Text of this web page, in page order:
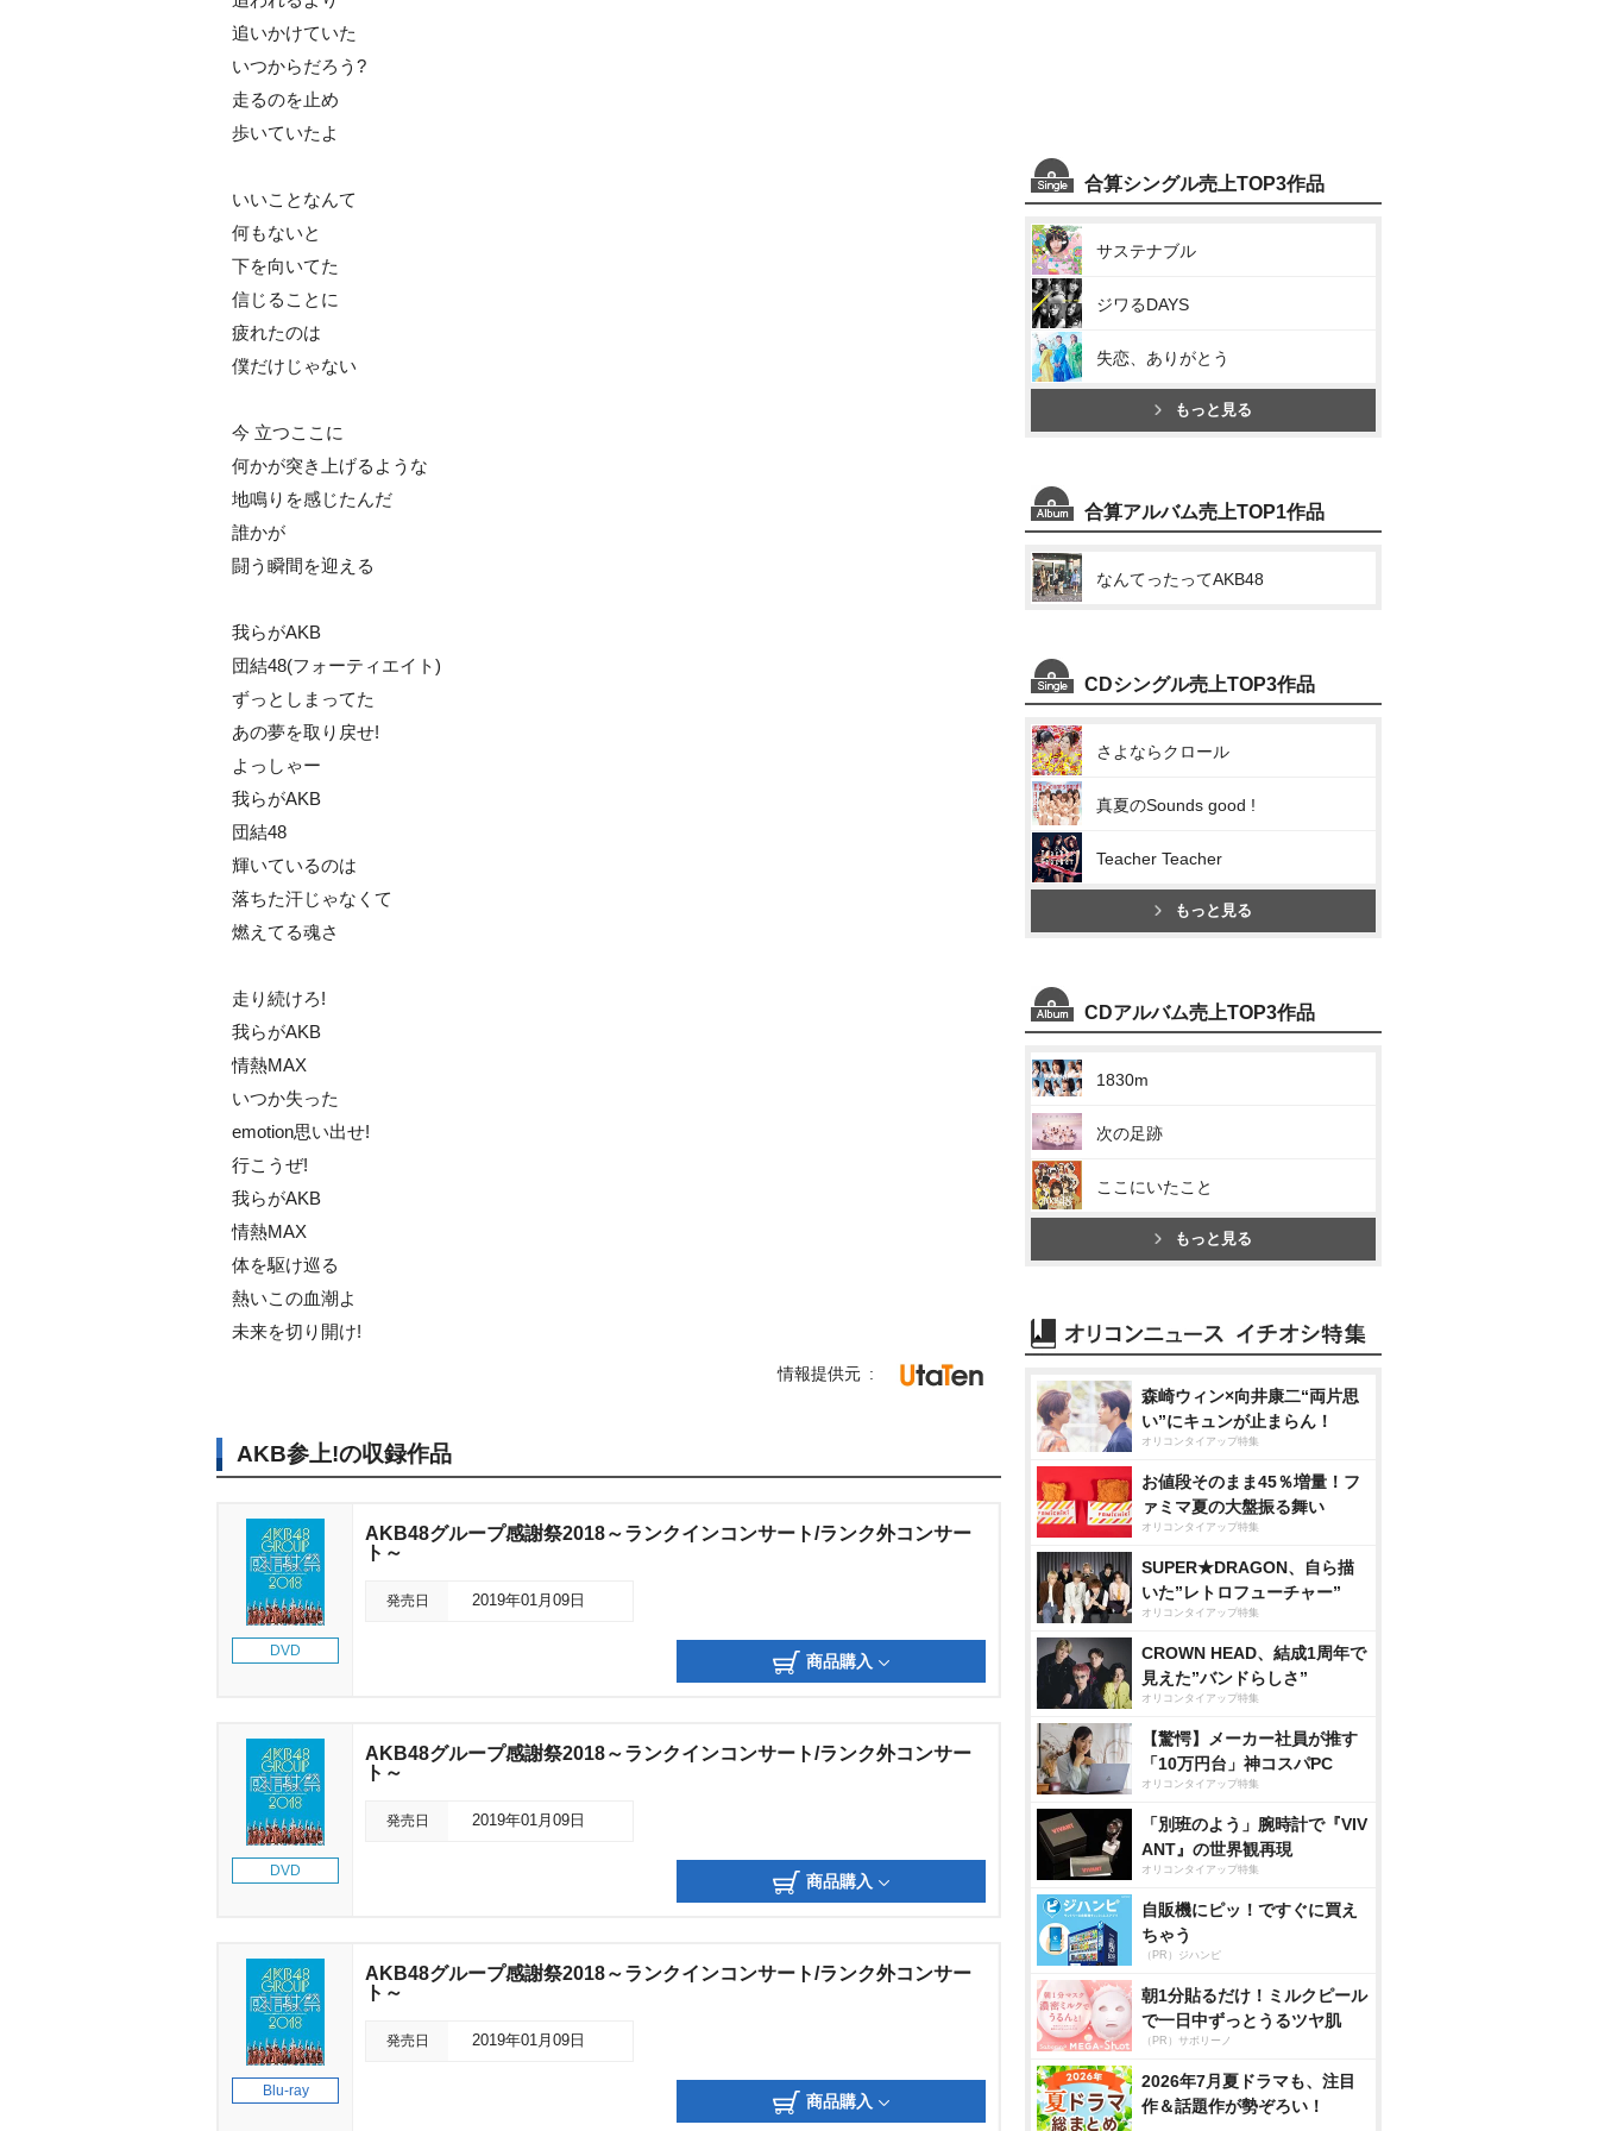
追いかけていた
いつからだろう?
走るのを止め
歩いていたよ
いいことなんて
何もないと
下を向いてた
信じることに
疲れたのは
僕だけじゃない
今 立つここに
何かが突き上げるような
地鳴りを感じたんだ
誰かが
闘う瞬間を迎える
我らがAKB
団結48(フォーティエイト)
ずっとしまってた
あの夢を取り戻せ!
よっしゃー
我らがAKB
団結48
輝いているのは
落ちた汗じゃなくて
燃えてる魂さ
走り続けろ!
我らがAKB
情熱MAX
いつか失った
emotion思い出せ!
行こうぜ!
我らがAKB
情熱MAX
体を駆け巡る
熱いこの血潮よ
未来を切り開け!
情報提供元
AKB参上!の収録作品
DVD
AKB48グループ感謝祭2018～ランクインコンサート/ランク外コンサー
ト～
発売日 2019年01月09日
商品購入
DVD
AKB48グループ感謝祭2018～ランクインコンサート/ランク外コンサー
ト～
発売日 2019年01月09日
商品購入
Blu-ray
AKB48グループ感謝祭2018～ランクインコンサート/ランク外コンサー
ト～
発売日 2019年01月09日
商品購入
合算シングル売上TOP3作品
サステナブル
ジワるDAYS
失恋、ありがとう
もっと見る
合算アルバム売上TOP1作品
なんてったってAKB48
CDシングル売上TOP3作品
さよならクロール
真夏のSounds good !
Teacher Teacher
もっと見る
CDアルバム売上TOP3作品
1830m
次の足跡
ここにいたこと
もっと見る
森崎ウィン×向井康二“両片思
い”にキュンが止まらん！
オリコンタイアップ特集
お値段そのまま45％増量！フ
ァミマ夏の大盤振る舞い
オリコンタイアップ特集
SUPER★DRAGON、自ら描
いた”レトロフューチャー”
オリコンタイアップ特集
CROWN HEAD、結成1周年で
見えた”バンドらしさ”
オリコンタイアップ特集
【驚愕】メーカー社員が推す
「10万円台」神コスパPC
オリコンタイアップ特集
「別班のよう」腕時計で『VIV
ANT』の世界観再現
オリコンタイアップ特集
自販機にピッ！ですぐに買え
ちゃう
（PR）ジハンピ
朝1分貼るだけ！ミルクピール
で一日中ずっとうるツヤ肌
（PR）サボリーノ
2026年7月夏ドラマも、注目
作＆話題作が勢ぞろい！